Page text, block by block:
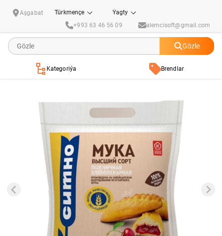
Aşgabat Türkmençe
Ýagty
+993 63 46 56 09
alemcisoft@gmail.com
Gözle
Kategoriýa Brendlar